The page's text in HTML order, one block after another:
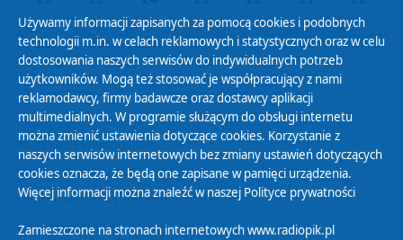
29 30 01 02 03 04 05
Polityka Prywatności
Zasady korzystania z Serwisu
Organizacje Pożytku Publicznego
Cyfryzacja DAB+
Używamy informacji zapisanych za pomocą cookies i podobnych
technologii m.in. w celach reklamowych i statystycznych oraz w celu
dostosowania naszych serwisów do indywidualnych potrzeb
użytkowników. Mogą też stosować je współpracujący z nami
reklamodawcy, firmy badawcze oraz dostawcy aplikacji
multimedialnych. W programie służącym do obsługi internetu
można zmienić ustawienia dotyczące cookies. Korzystanie z
naszych serwisów internetowych bez zmiany ustawień dotyczących
cookies oznacza, że będą one zapisane w pamięci urządzenia.
Więcej informacji można znaleźć w naszej Polityce prywatności
Zamieszczone na stronach internetowych www.radiopik.pl